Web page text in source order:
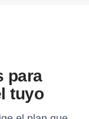
para
tuyo